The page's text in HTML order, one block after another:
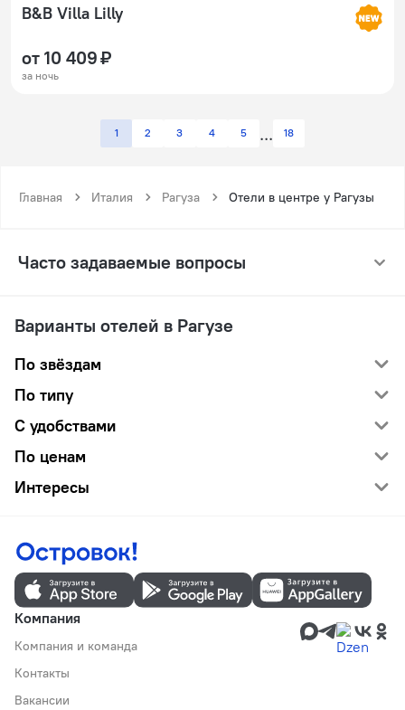
B&B Villa Lilly
от 10 409 ₽
за ночь
1 2 3 4 5 18
Главная Италия Рагуза Отели в центре у Рагузы
Часто задаваемые вопросы
Варианты отелей в Рагузе
По звёздам
По типу
С удобствами
По ценам
Интересы
Компания
Компания и команда
Контакты
Вакансии